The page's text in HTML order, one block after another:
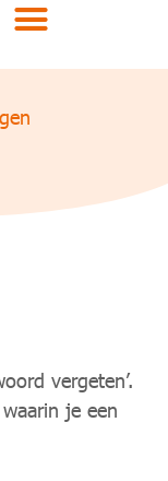
vergeten’.
je een